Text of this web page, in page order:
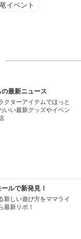
イベント
最新ニュース
クターアイテムでほっと
いい最新グッズやイベン
ルで新発見！
新しい遊び方をママライ
最新リポ！